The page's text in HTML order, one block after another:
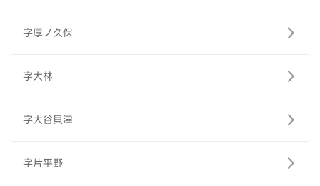
字厚ノ久保
字大林
字大谷貝津
字片平野